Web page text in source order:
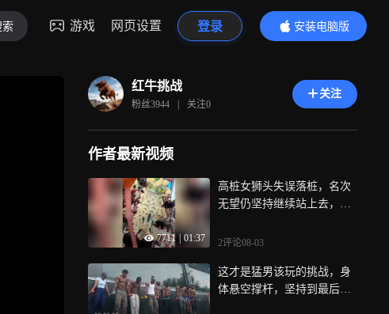
索 游戏 网页设置 登录
安装电脑版
内容更精彩
红牛挑战
粉丝3944 | 关注0
关注
作者最新视频
7711 01:37
高桩女狮头失误落桩，名次
无望仍坚持继续站上去，这
2评论08-03
这才是猛男该玩的挑战，身
体悬空撑杆，坚持到最后奖